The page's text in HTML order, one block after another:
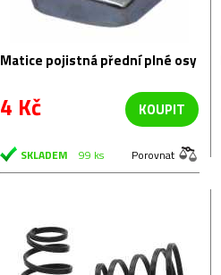
Matice pojistná přední plné osy
4 Kč KOUPIT
SKLADEM 99 ks Porovnat